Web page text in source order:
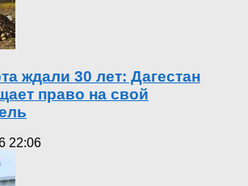
ждали 30 лет: Дагестан
право на свой
22:06